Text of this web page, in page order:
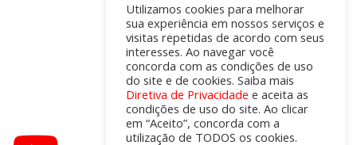
Utilizamos cookies para melhorar
sua experiência em nossos serviços e
visitas repetidas de acordo com seus
interesses. Ao navegar você
concorda com as condições de uso
do site e de cookies. Saiba mais
Diretiva de Privacidade e aceita as
condições de uso do site. Ao clicar
em “Aceito”, concorda com a
utilização de TODOS os cookies.